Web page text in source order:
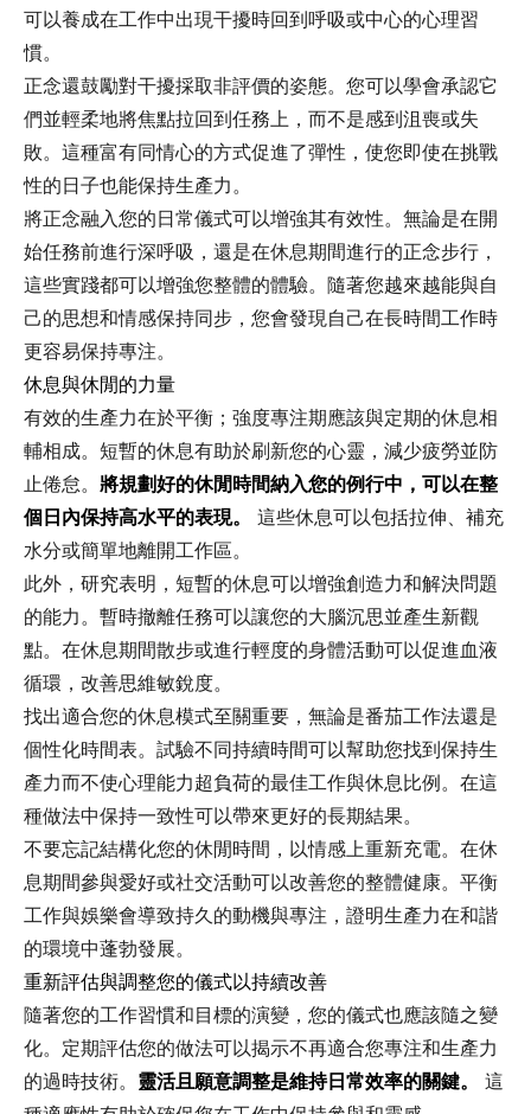
可以養成在工作中出現干擾時回到呼吸或中心的心理習
慣。
正念還鼓勵對干擾採取非評價的姿態。您可以學會承認它
們並輕柔地將焦點拉回到任務上，而不是感到沮喪或失
敗。這種富有同情心的方式促進了彈性，使您即使在挑戰
性的日子也能保持生產力。
將正念融入您的日常儀式可以增強其有效性。無論是在開
始任務前進行深呼吸，還是在休息期間進行的正念步行，
這些實踐都可以增強您整體的體驗。隨著您越來越能與自
己的思想和情感保持同步，您會發現自己在長時間工作時
更容易保持專注。
休息與休閒的力量
有效的生產力在於平衡；強度專注期應該與定期的休息相
輔相成。短暫的休息有助於刷新您的心靈，減少疲勞並防
止倦怠。 將規劃好的休閒時間納入您的例行中，可以在整
個日內保持高水平的表現。
這些休息可以包括拉伸、補充
水分或簡單地離開工作區。
此外，研究表明，短暫的休息可以增強創造力和解決問題
的能力。暫時撤離任務可以讓您的大腦沉思並產生新觀
點。在休息期間散步或進行輕度的身體活動可以促進血液
循環，改善思維敏銳度。
找出適合您的休息模式至關重要，無論是番茄工作法還是
個性化時間表。試驗不同持續時間可以幫助您找到保持生
產力而不使心理能力超負荷的最佳工作與休息比例。在這
種做法中保持一致性可以帶來更好的長期結果。
不要忘記結構化您的休閒時間，以情感上重新充電。在休
息期間參與愛好或社交活動可以改善您的整體健康。平衡
工作與娛樂會導致持久的動機與專注，證明生產力在和諧
的環境中蓬勃發展。
重新評估與調整您的儀式以持續改善
隨著您的工作習慣和目標的演變，您的儀式也應該隨之變
化。定期評估您的做法可以揭示不再適合您專注和生產力
的過時技術。 靈活且願意調整是維持日常效率的關鍵。
這